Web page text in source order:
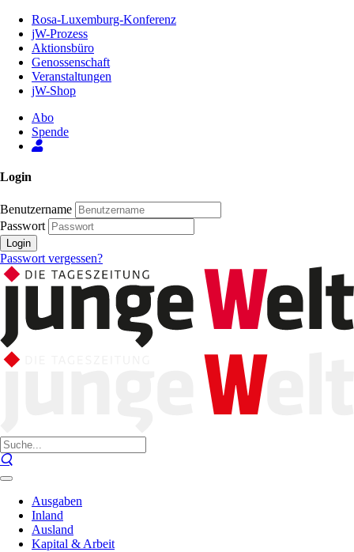
Inhalt
Seite
Rosa-Luxemburg-Konferenz
jW-Prozess
Aktionsbüro
Genossenschaft
Veranstaltungen
jW-Shop
Abo
Spende
Login
Benutzername
Passwort
Login
Passwort vergessen?
Ausgaben
Inland
Ausland
Kapital & Arbeit